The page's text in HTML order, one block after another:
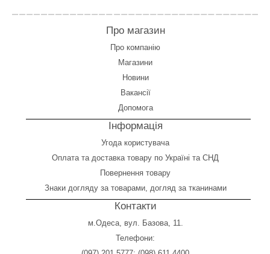
Про магазин
Про компанію
Магазини
Новини
Вакансії
Допомога
Інформація
Угода користувача
Оплататадоставка товару по Україні та СНД
Повернення товару
Знаки догляду за товарами, догляд за тканинами
Контакти
м.Одеса, вул. Базова, 11.
Телефони: